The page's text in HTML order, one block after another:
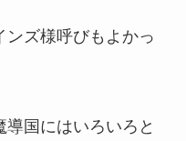
ズ様呼びもよかっ
国にはいろいろと